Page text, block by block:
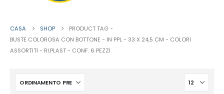
CASA SHOP
PRODUCT TAG -
BUSTE COLOROSA CON BOTTONE - IN PPL - 33 X 24,5 CM - COLORI
ASSORTITI - RI.PLAST - CONF. 6 PEZZI